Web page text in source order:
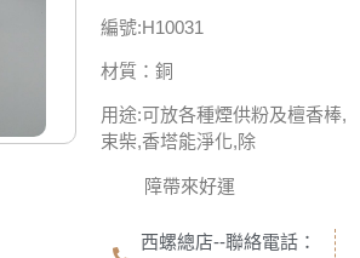
編號:H10031
材質：銅
用途:可放各種煙供粉及檀香棒,
束柴,香塔能淨化,除
障帶來好運
西螺總店--聯絡電話：